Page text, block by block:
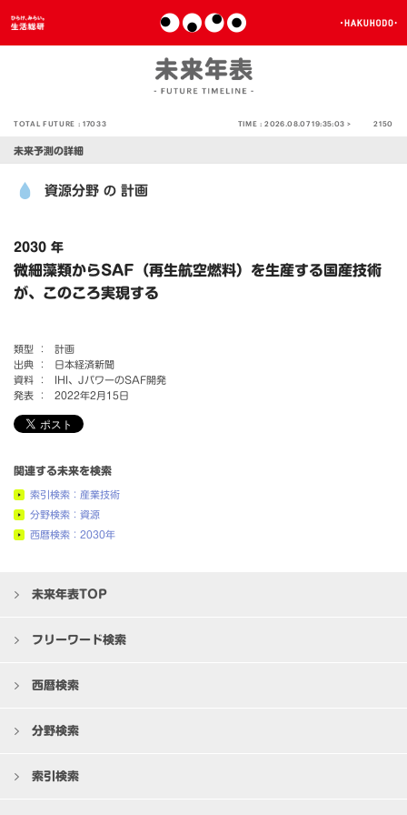
TOTAL FUTURE :17033 TIME :2026.08.07 19:35:03 > 2150
未来予測の詳細
資源分野 の 計画
2030 年
微細藻類からSAF（再生航空燃料）を生産する国産技術
が、このころ実現する
類型 ：
計画
出典 ：
日本経済新聞
資料 ：
IHI、JパワーのSAF開発
発表 ：
2022年2月15日
関連する未来を検索
索引検索：産業技術
分野検索：資源
西暦検索：2030年
未来年表TOP
フリーワード検索
西暦検索
分野検索
索引検索